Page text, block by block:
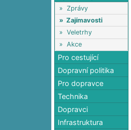
» Zprávy
» Zajímavosti
» Veletrhy
» Akce
Pro cestující
Dopravní politika
Pro dopravce
Technika
Dopravci
Infrastruktura